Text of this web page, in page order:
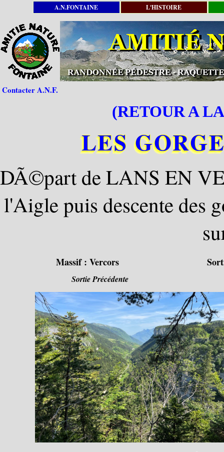
A.N.FONTAINE L'HISTOIRE
Contacter A.N.F.
(RETOUR A
LES
DÃ©part de LANS EN
l'Aigle puis descente des
Massif : Vercors
Sortie Précédente